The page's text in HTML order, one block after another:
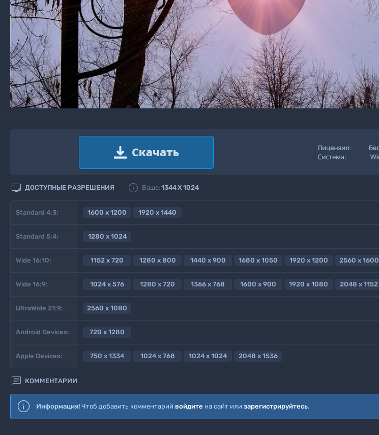
 ДОСТУПНЫЕ РАЗРЕШЕНИЯ  Ваше:1344X 1024
Standard 4:3: 1600 x 1200 1920 x 1440
Standard 5:4: 1280 x 1024
Wide 16:10: 1152 x 720 1280 x 800 1440 x 900 1680 x 1050 1920 x 1200 2560 x 1600
Wide 16:9: 1024 x 576 1280 x 720 1366 x 768 1600 x 900 1920 x 1080 2048 x 1152
UltraWide 21:9: 2560 x 1080
Android Devices: 720 x 1280
Apple Devices: 750 x 1334 1024 x 768 1024 x 1024 2048 x 1536
 КОММЕНТАРИИ
Информация! Чтоб добавить комментарий войдите на сайт или зарегистрируйтесь.